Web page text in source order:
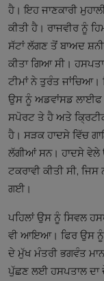
ਹੈ। ਇਹ ਜਾਣਕਾਰੀ
ਕੀਤੀ ਹੈ। ਰਾਜਵੀਰ ਨੂੰ
ਸੱਟਾਂ ਲੱਗਣ ਤੋਂ ਬਾਅਦ
ਕੀਤਾ ਗਿਆ ਸੀ।
ਟੀਮਾਂ ਨੇ ਤੁਰੰਤ
ਉਸ ਨੂੰ ਅਡਵਾਂਸਡ
ਸਪੋਰਟ ਤੇ ਹੈ ਅਤੇ
ਹੈ। ਸੜਕ ਹਾਦਸੇ ਵਿੱਚ
ਲੱਗੀਆਂ ਸਨ। ਹਾਦਸੇ ਵੇਲੇ
ਟਕਰਾਵੀ ਕੀਤੀ ਸੀ,
ਗਈ।
ਪਹਿਲਾਂ ਉਸ ਨੂੰ ਸਿਵਲ
ਵੀ ਆਇਆ। ਫਿਰ ਉਸ ਨੂੰ
ਦੇ ਮੁੱਖ ਮੰਤਰੀ ਭਗਵੰਤ ਮਾਨ
ਪੁੱਛਣ ਲਈ ਹਸਪਤਾਲ ਦਾ